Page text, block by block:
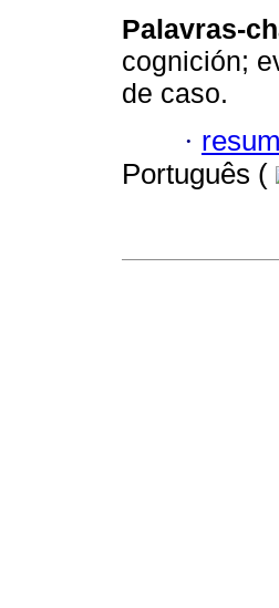
Palavras-
cognición;
de caso.
·
Português (